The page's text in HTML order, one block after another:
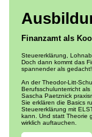
Finanzamt als
Steuererklärung,
Doch dann kommt das
spannender als gedacht!
An der Theodor-Litt-
Berufsschulunterricht
Sascha Paetznick
Sie erklären die Basics
Steuererklärung mit
kann. Und statt Theorie
wirklich auftauchen.